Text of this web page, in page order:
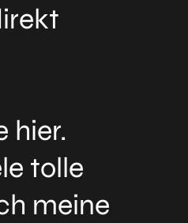
hier.
tolle
meine